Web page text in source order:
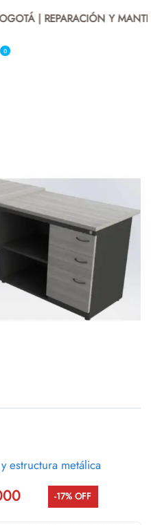
| REPARACIÓN Y
0
estructura metálica
-17% OFF